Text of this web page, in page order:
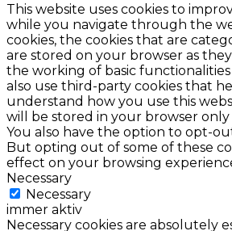
This website uses cookies to
while you navigate through the
cookies, the cookies that are
are stored on your browser as
the working of basic
also use third-party cookies that
understand how you use this
will be stored in your browser
You also have the option to opt-
But opting out of some of these
effect on your browsing
Necessary
Necessary
immer aktiv
Necessary cookies are absolutely